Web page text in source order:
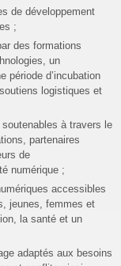
de développement
;
des formations
un
période d’incubation
logistiques et
à travers le
partenaires
de
numérique ;
accessibles
jeunes, femmes et
la santé et un
adaptés aux besoins